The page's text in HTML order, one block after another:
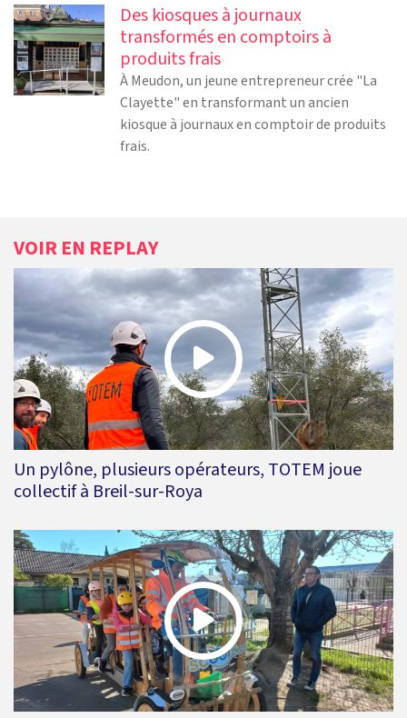
Des kiosques à journaux
transformés en comptoirs à
produits frais
À Meudon, un jeune entrepreneur crée "La
Clayette" en transformant un ancien
kiosque à journaux en comptoir de produits
frais.
VOIR EN REPLAY
Un pylône, plusieurs opérateurs, TOTEM joue
collectif à Breil-sur-Roya